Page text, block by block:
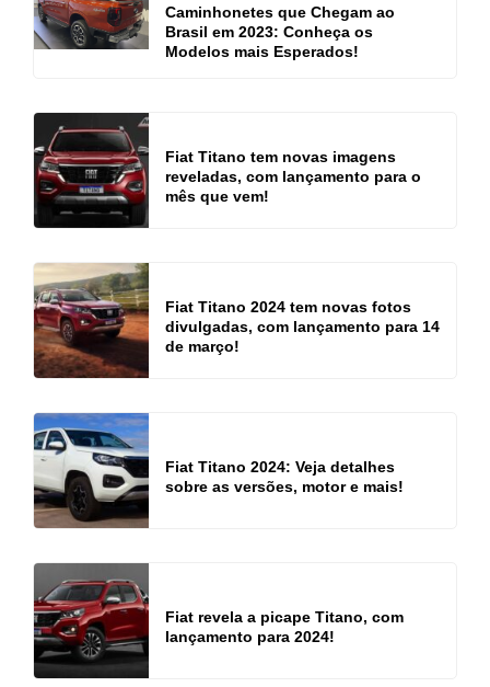
Caminhonetes que Chegam ao
Brasil em 2023: Conheça os
Modelos mais Esperados!
Fiat Titano tem novas imagens
reveladas, com lançamento para o
mês que vem!
Fiat Titano 2024 tem novas fotos
divulgadas, com lançamento para 14
de março!
Fiat Titano 2024: Veja detalhes
sobre as versões, motor e mais!
Fiat revela a picape Titano, com
lançamento para 2024!